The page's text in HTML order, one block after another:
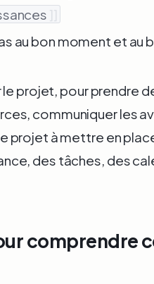
]]
au bon moment et au
le projet, pour prendre
communiquer les
projet à mettre en
des tâches, des
comprendre